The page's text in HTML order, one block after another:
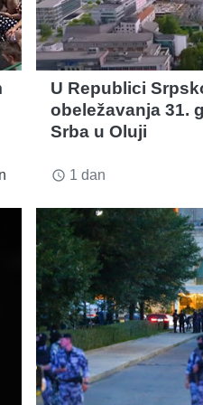
U Republici
obeležavanja 31.
Srba u Oluji
access_time 1 dan